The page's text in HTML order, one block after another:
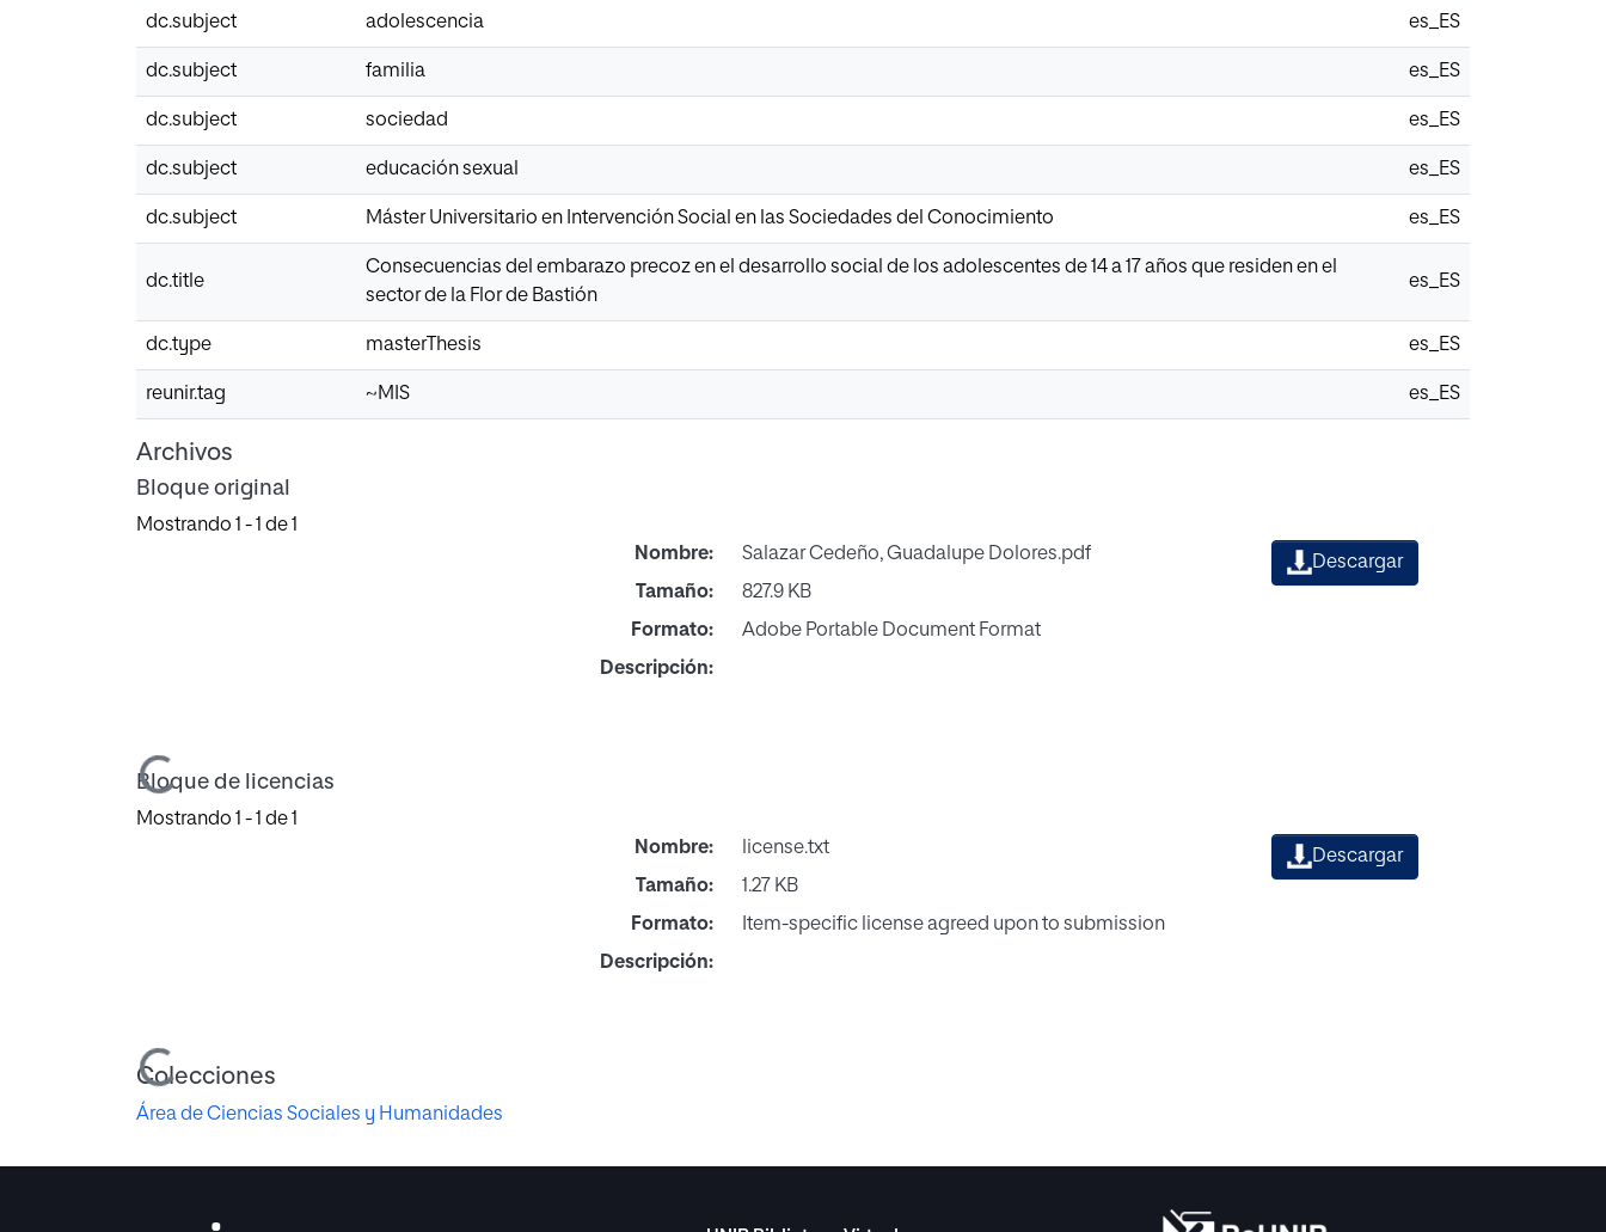
dc.subject adolescencia es_ES
dc.subject familia es_ES
dc.subject sociedad es_ES
dc.subject educación sexual es_ES
dc.subject Máster Universitario en Intervención Social en las Sociedades del Conocimiento es_ES
dc.title
Consecuencias del embarazo precoz en el desarrollo social de los adolescentes de 14 a 17 años que residen en el
sector de la Flor de Bastión
es_ES
dc.type masterThesis es_ES
reunir.tag ~MIS es_ES
Archivos
Bloque original
Mostrando 1 - 1 de 1
Cargando...
Nombre:
Salazar Cedeño, Guadalupe Dolores.pdf
Tamaño:
827.9 KB
Formato:
Adobe Portable Document Format
Descripción:
Descargar
Bloque de licencias
Mostrando 1 - 1 de 1
Cargando...
Nombre:
license.txt
Tamaño:
1.27 KB
Formato:
Item-specific license agreed upon to submission
Descripción:
Descargar
Colecciones
Área de Ciencias Sociales y Humanidades